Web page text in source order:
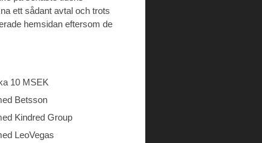
ett sådant avtal och trots
hemsidan eftersom de
10 MSEK
Betsson
Kindred Group
LeoVegas